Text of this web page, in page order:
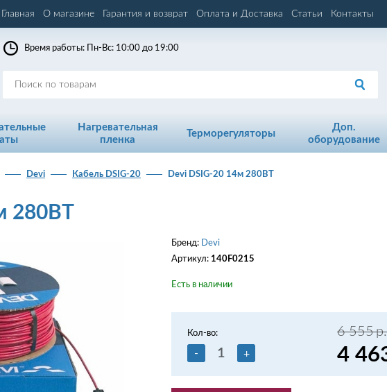
Главная О магазине Гарантия и возврат Оплата и Доставка Статьи Контакты
Время работы: Пн-Вс: 10:00 до 19:00
Нагревательная
пленка
Терморегуляторы
Доп.
оборудование
Devi Кабель DSIG-20 Devi DSIG-20 14м 280ВТ
280ВТ
Бренд: Devi
Артикул: 140F0215
Есть в наличии
Кол-во:
- +
6 555р.
4